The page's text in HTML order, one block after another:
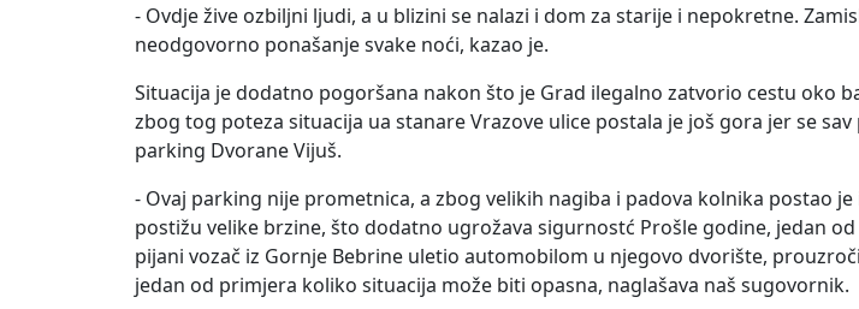
- Ovdje žive ozbiljni ljudi, a u blizini se nalazi i dom za starije i nepokretne.
neodgovorno ponašanje svake noći, kazao je.
Situacija je dodatno pogoršana nakon što je Grad ilegalno zatvorio cestu oko
zbog tog poteza situacija ua stanare Vrazove ulice postala je još gora jer se
parking Dvorane Vijuš.
- Ovaj parking nije prometnica, a zbog velikih nagiba i padova kolnika postao
postižu velike brzine, što dodatno ugrožava sigurnostć Prošle godine, jedan
pijani vozač iz Gornje Bebrine uletio automobilom u njegovo dvorište,
jedan od primjera koliko situacija može biti opasna, naglašava naš sugovornik.